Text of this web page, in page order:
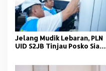
Jelang Mudik Lebaran, PLN
UID S2JB Tinjau Posko Siaga